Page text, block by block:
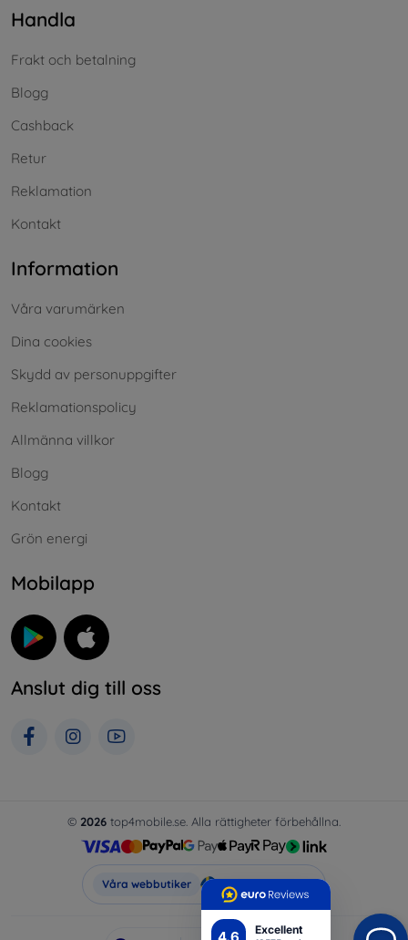
4.6 Excellent
Handla
Frakt och betalning
Blogg
Cashback
Retur
Reklamation
Kontakt
Information
Våra varumärken
Dina cookies
Skydd av personuppgifter
Reklamationspolicy
Allmänna villkor
Blogg
Kontakt
Grön energi
Mobilapp
Anslut dig till oss
© 2026 top4mobile.se. Alla rättigheter förbehållna.
Våra webbutiker Top4Mobile.se